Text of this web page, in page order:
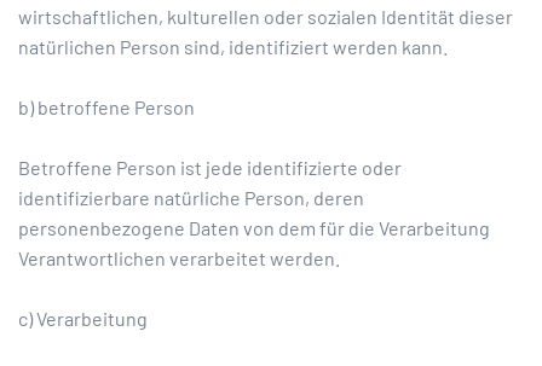
wirtschaftlichen, kulturellen oder sozialen Identität dieser
natürlichen Person sind, identifiziert werden kann.
b) betroffene Person
Betroffene Person ist jede identifizierte oder
identifizierbare natürliche Person, deren
personenbezogene Daten von dem für die Verarbeitung
Verantwortlichen verarbeitet werden.
c) Verarbeitung